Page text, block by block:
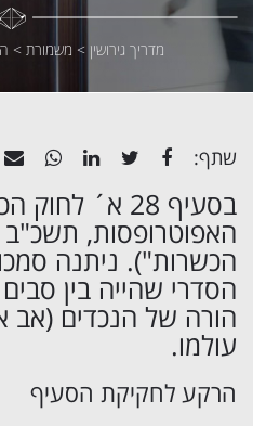
מדריך גירושין > משמורת >
שתף:
בסעיף 28 א´ לחוק הכשרות המשפטית ו
האפוטרופסות
הכשרות"). ניתנה
הסדרי שהייה בין
הורה של הנכדים (אב
עולמו.
הרקע לחקיקת הסעיף